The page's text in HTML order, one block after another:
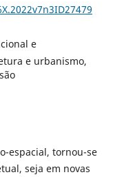
e
e urbanismo,
espacial, tornou-se
seja em novas